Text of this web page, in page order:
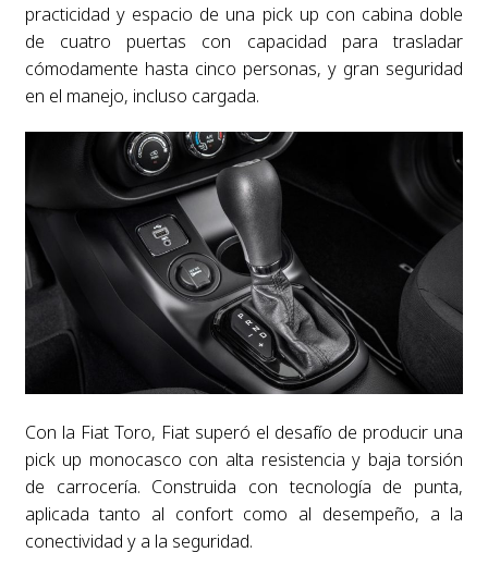
practicidad y espacio de una pick up con cabina doble
de cuatro puertas con capacidad para trasladar
cómodamente hasta cinco personas, y gran seguridad
en el manejo, incluso cargada.
Con la Fiat Toro, Fiat superó el desafío de producir una
pick up monocasco con alta resistencia y baja torsión
de carrocería. Construida con tecnología de punta,
aplicada tanto al confort como al desempeño, a la
conectividad y a la seguridad.